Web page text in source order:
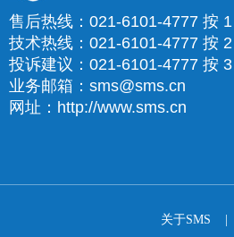
售后热线：021-6101-4777 按 1
技术热线：021-6101-4777 按 2
投诉建议：021-6101-4777 按 3
业务邮箱：sms@sms.cn
网址：http://www.sms.cn
关于SMS